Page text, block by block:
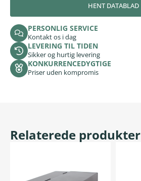
HENT DATABLAD
PERSONLIG SERVICE
Kontakt os i dag
LEVERING TIL TIDEN
Sikker og hurtig levering
KONKURRENCEDYGTIGE
Priser uden kompromis
Relaterede produkter